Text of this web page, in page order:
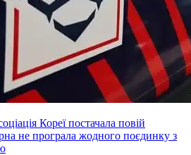
Кореї постачала повій
не програла жодного поєдинку з